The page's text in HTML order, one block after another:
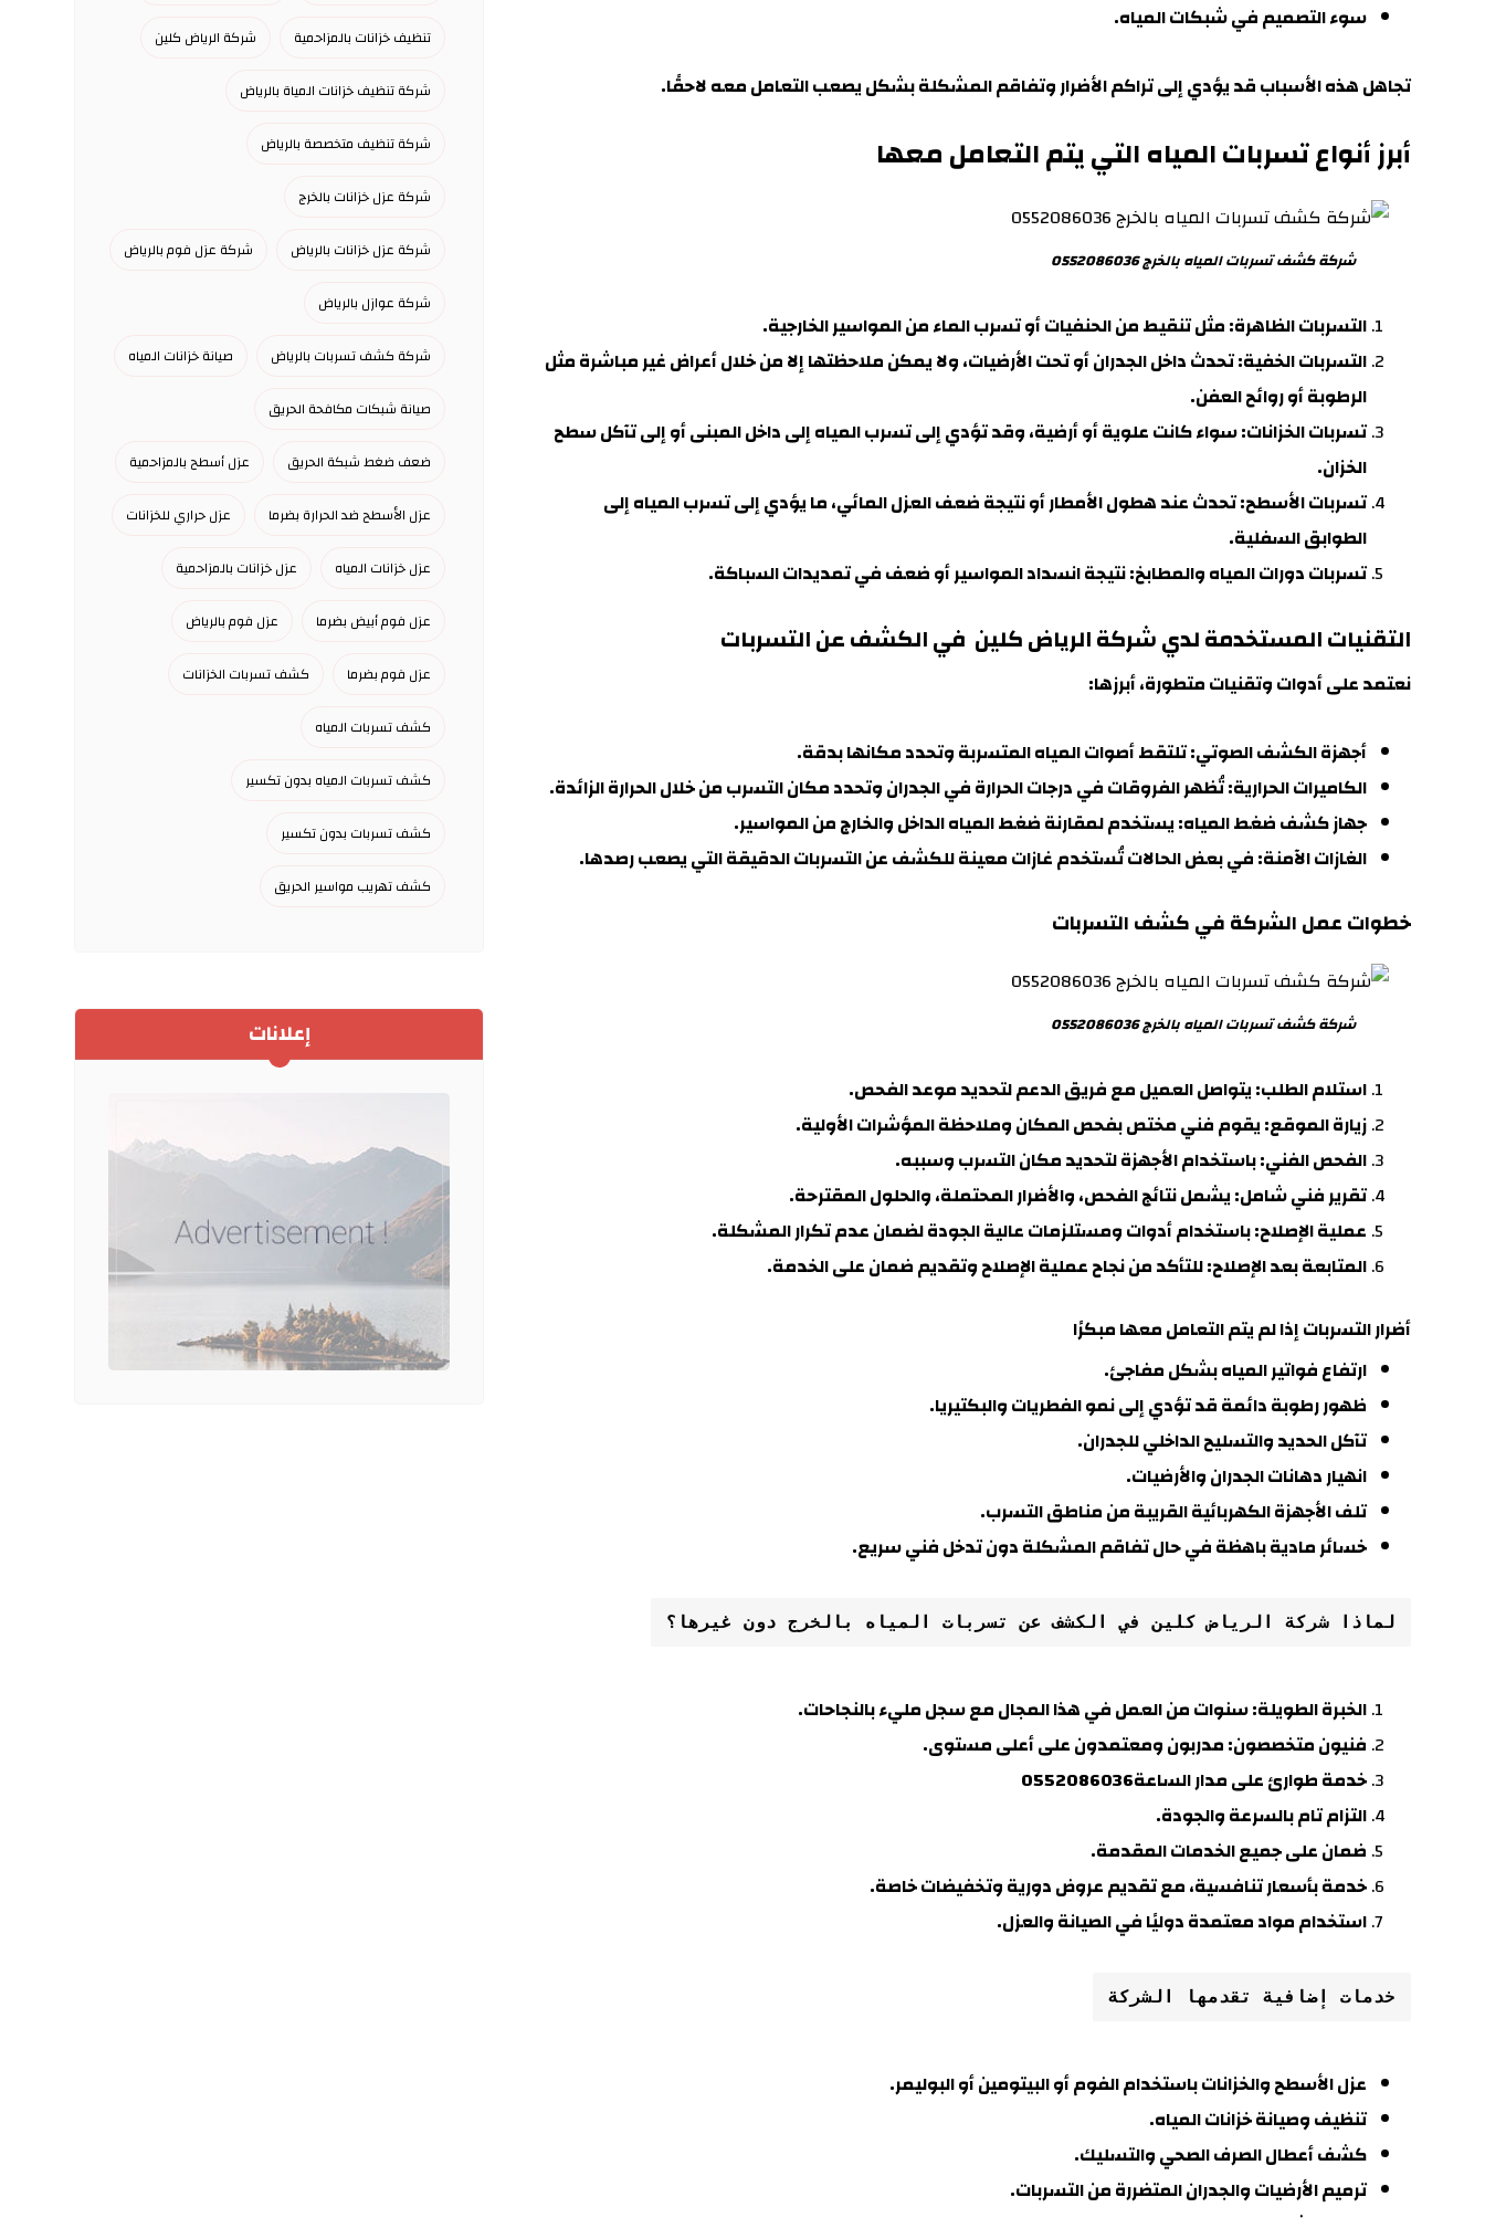
سوء التصميم في شبكات المياه.
تجاهل هذه الأسباب قد يؤدي إلى تراكم الأضرار وتفاقم المشكلة بشكل يصعب التعامل معه لاحقًا.
أبرز أنواع تسربات المياه التي يتم التعامل معها
شركة كشف تسربات المياه بالخرج 0552086036
التسربات الظاهرة:مثل تنقيط من الحنفيات أو تسرب الماء من المواسير الخارجية.
التسربات الخفية: تحدث داخل الجدران أو تحت الأرضيات، ولا يمكن ملاحظتها إلا من خلال أعراض غير مباشرة مثل
الرطوبة أو روائح العفن.
تسربات الخزانات: سواء كانت علوية أو أرضية، وقد تؤدي إلى تسرب المياه إلى داخل المبنى أو إلى تآكل سطح
الخزان.
تسربات الأسطح: تحدث عند هطول الأمطار أو نتيجة ضعف العزل المائي، ما يؤدي إلى تسرب المياه إلى
الطوابق السفلية.
تسربات دورات المياه والمطابخ: نتيجة انسداد المواسير أو ضعف في تمديدات السباكة.
التقنيات المستخدمة لدي شركة الرياض كلين في الكشف عن التسربات
نعتمد على أدوات وتقنيات متطورة، أبرزها:
أجهزة الكشف الصوتي: تلتقط أصوات المياه المتسربة وتحدد مكانها بدقة.
الكاميرات الحرارية:تُظهر الفروقات في درجات الحرارة في الجدران وتحدد مكان التسرب من خلال الحرارة الزائدة.
جهاز كشف ضغط المياه: يستخدم لمقارنة ضغط المياه الداخل والخارج من المواسير.
الغازات الآمنة:في بعض الحالات تُستخدم غازات معينة للكشف عن التسربات الدقيقة التي يصعب رصدها.
خطوات عمل الشركة في كشف التسربات
شركة كشف تسربات المياه بالخرج 0552086036
استلام الطلب:يتواصل العميل مع فريق الدعم لتحديد موعد الفحص.
زيارة الموقع: يقوم فني مختص بفحص المكان وملاحظة المؤشرات الأولية.
الفحص الفني: باستخدام الأجهزة لتحديد مكان التسرب وسببه.
تقرير فني شامل: يشمل نتائج الفحص، والأضرار المحتملة، والحلول المقترحة.
عملية الإصلاح:باستخدام أدوات ومستلزمات عالية الجودة لضمان عدم تكرار المشكلة.
المتابعة بعد الإصلاح:للتأكد من نجاح عملية الإصلاح وتقديم ضمان على الخدمة.
أضرار التسربات إذا لم يتم التعامل معها مبكرًا
ارتفاع فواتير المياه بشكل مفاجئ.
ظهور رطوبة دائمة قد تؤدي إلى نمو الفطريات والبكتيريا.
تآكل الحديد والتسليح الداخلي للجدران.
انهيار دهانات الجدران والأرضيات.
تلف الأجهزة الكهربائية القريبة من مناطق التسرب.
خسائر مادية باهظة في حال تفاقم المشكلة دون تدخل فني سريع.
لماذا شركة الرياض كلين في الكشف عن تسربات المياه بالخرج دون غيرها؟
الخبرة الطويلة: سنوات من العمل في هذا المجال مع سجل مليء بالنجاحات.
فنيون متخصصون: مدربون ومعتمدون على أعلى مستوى.
خدمة طوارئ على مدار الساعة0552086036
التزام تام بالسرعة والجودة.
ضمان على جميع الخدمات المقدمة.
خدمة بأسعار تنافسية، مع تقديم عروض دورية وتخفيضات خاصة.
استخدام مواد معتمدة دوليًا في الصيانة والعزل.
خدمات إضافية تقدمها الشركة
عزل الأسطح والخزانات باستخدام الفوم أو البيتومين أو البوليمر.
تنظيف وصيانة خزانات المياه.
كشف أعطال الصرف الصحي والتسليك.
ترميم الأرضيات والجدران المتضررة من التسربات.
تنظيف خزانات بالمزاحمية شركة الرياض كلين
شركة تنظيف خزانات المياة بالرياض
شركة تنظيف متخصصة بالرياض
شركة عزل خزانات بالخرج
شركة عزل خزانات بالرياض شركة عزل فوم بالرياض
شركة عوازل بالرياض
شركة كشف تسربات بالرياض صيانة خزانات المياه
صيانة شبكات مكافحة الحريق
ضعف ضغط شبكة الحريق عزل أسطح بالمزاحمية
عزل الأسطح ضد الحرارة بضرما عزل حراري للخزانات
عزل خزانات المياه عزل خزانات بالمزاحمية
عزل فوم أبيض بضرما عزل فوم بالرياض
عزل فوم بضرما كشف تسربات الخزانات
كشف تسربات المياه
كشف تسربات المياه بدون تكسير
كشف تسربات بدون تكسير
كشف تهريب مواسير الحريق
إعلانات